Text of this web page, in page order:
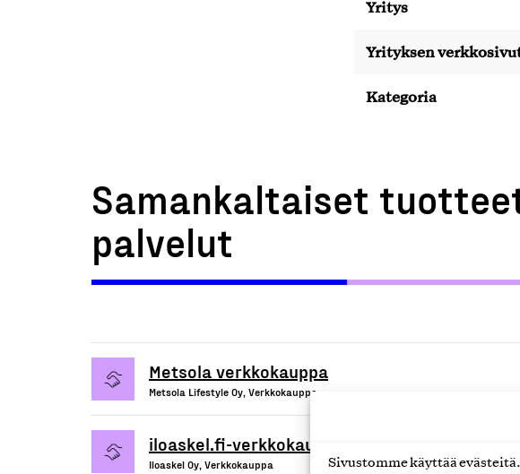
Sivustomme käyttää
Yritys
Yrityksen
Kategoria
Samankaltaiset
palvelut
Metsola verkkokauppa
Metsola Lifestyle Oy, Verkkokauppa
iloaskel.fi-verkkokauppapalvelu
Iloaskel Oy, Verkkokauppa